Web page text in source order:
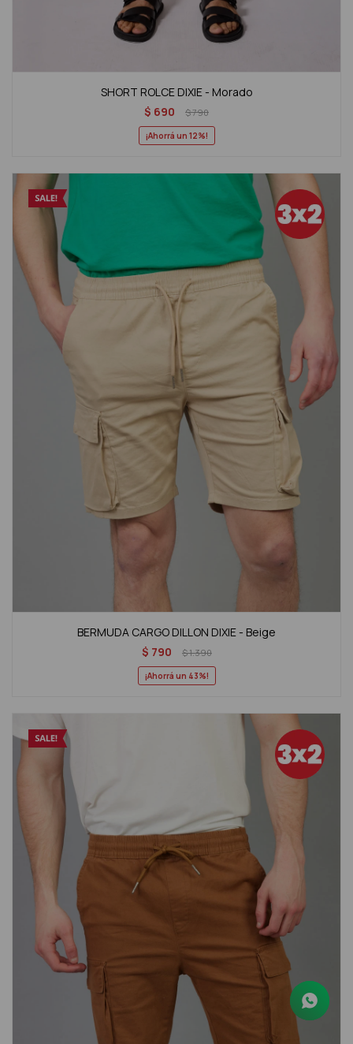
SHORT ROLCE DIXIE - Morado
$ 690 $790
12
BERMUDA CARGO DILLON DIXIE - Beige
$ 790 $1.390
43